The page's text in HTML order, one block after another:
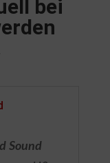
bei
Sound